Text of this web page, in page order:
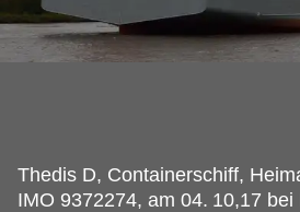
Thedis D, Containerschiff,
IMO 9372274, am 04. 10,17 bei